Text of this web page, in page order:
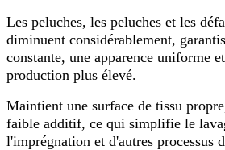
Les peluches, les peluches et les
diminuent considérablement,
constante, une apparence uniforme
production plus élevé.
Maintient une surface de tissu
faible additif, ce qui simplifie le
l'imprégnation et d'autres processus